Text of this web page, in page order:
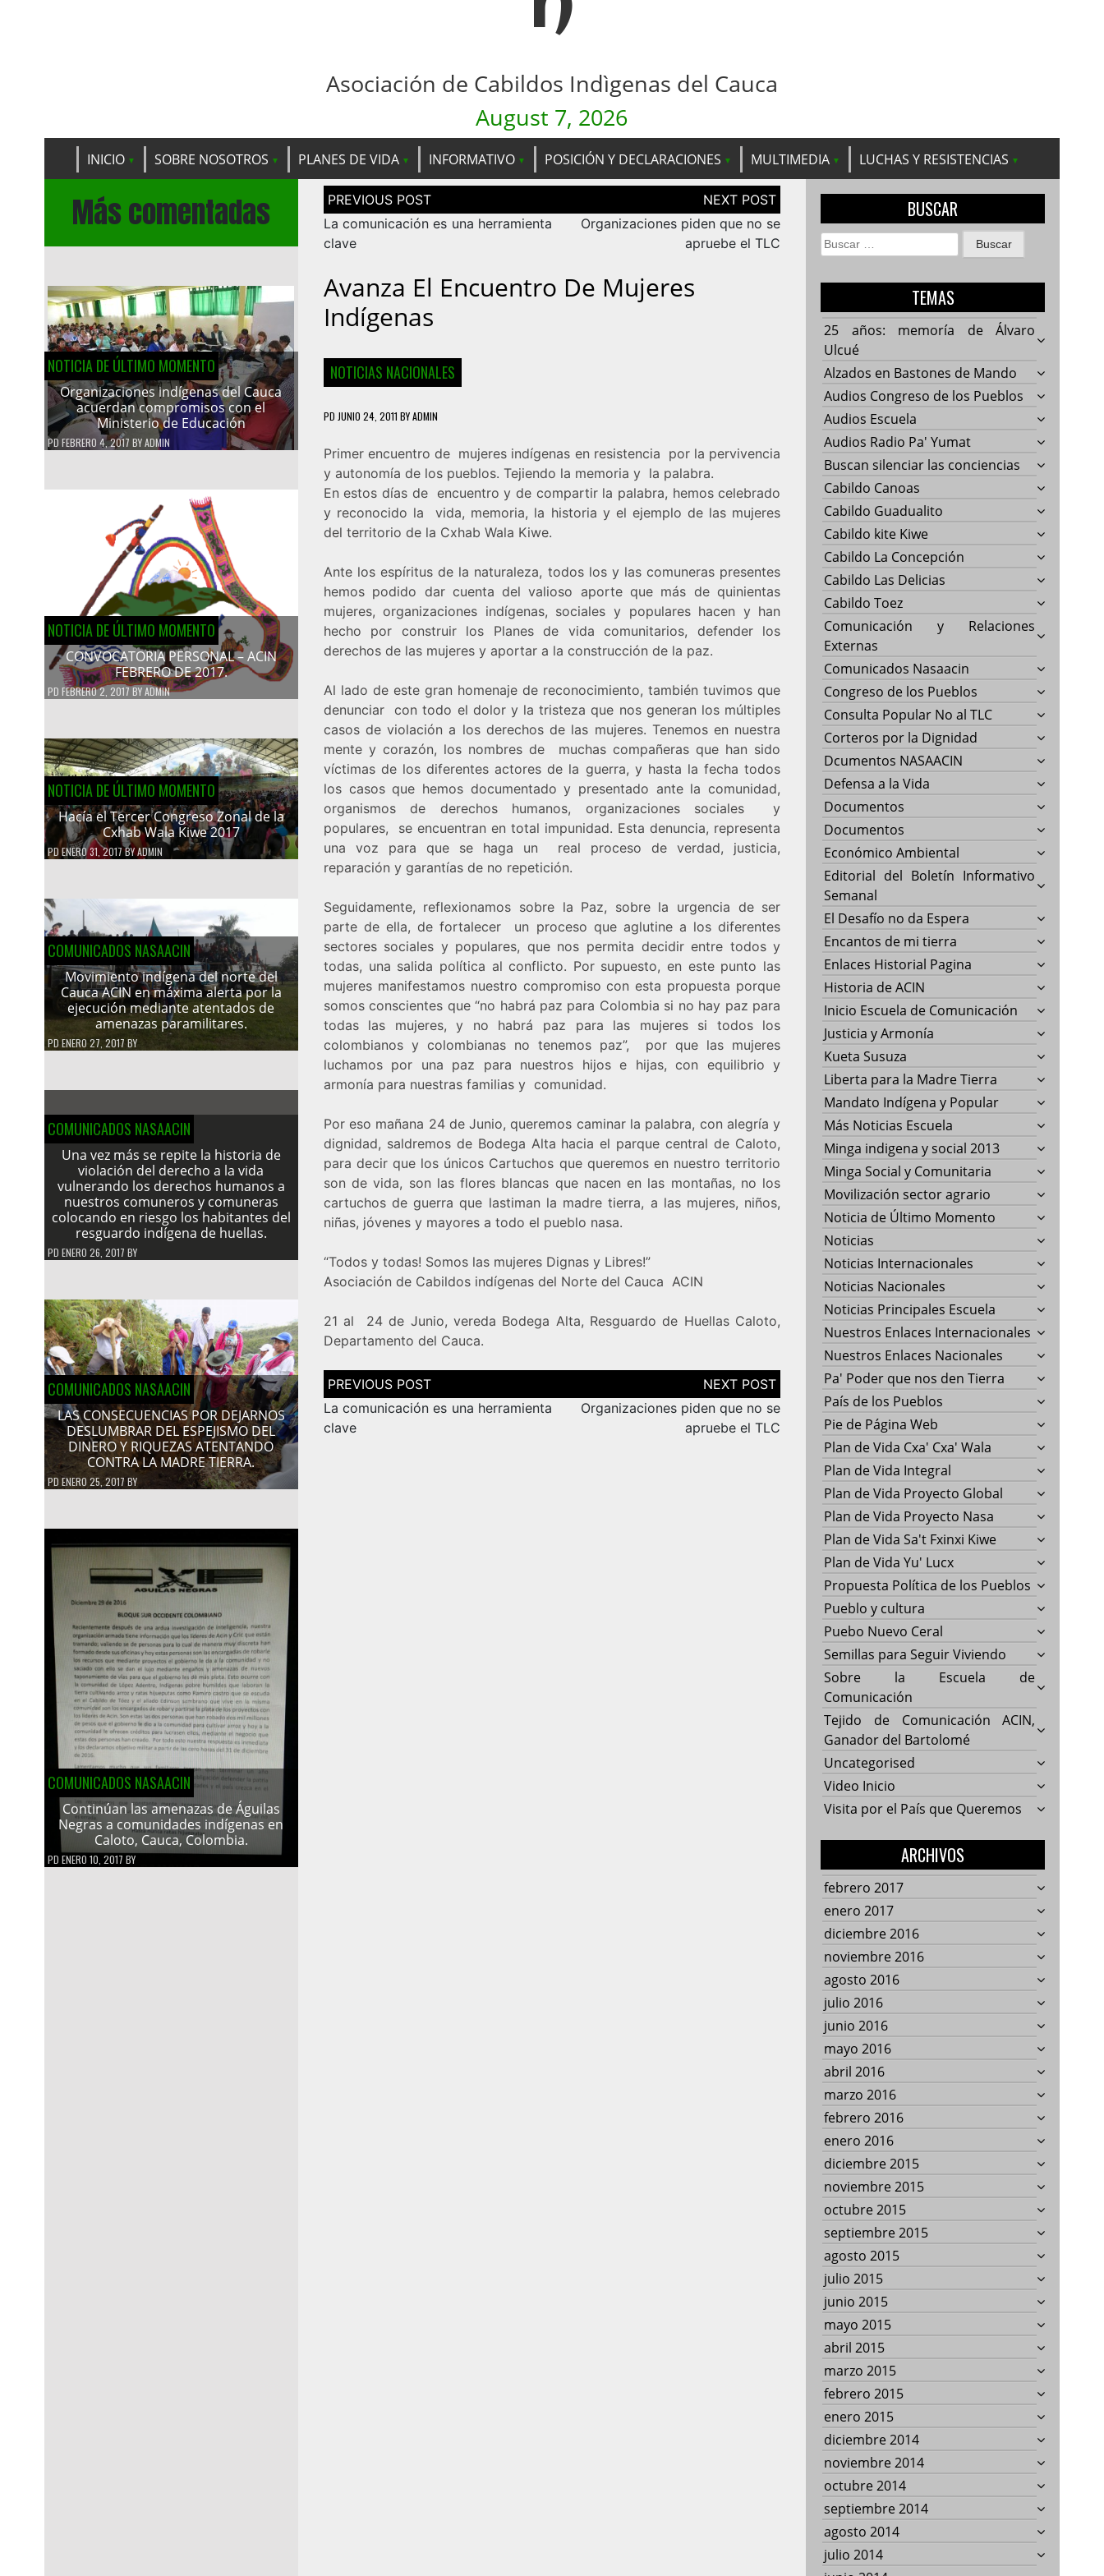
Asociación de Cabildos Indìgenas del Cauca
August 7, 2026
INICIO SOBRE NOSOTROS PLANES DE VIDA INFORMATIVO POSICIÓN Y DECLARACIONES MULTIMEDIA LUCHAS Y RESISTENCIAS
Más comentadas
NOTICIA DE ÚLTIMO MOMENTO
Organizaciones indígenas del Cauca
acuerdan compromisos con el
Ministerio de Educación
PD FEBRERO 4, 2017 BYADMIN
NOTICIA DE ÚLTIMO MOMENTO
CONVOCATORIA PERSONAL – ACIN
FEBRERO DE 2017.
PD FEBRERO 2, 2017BYADMIN
NOTICIA DE ÚLTIMO MOMENTO
Hacía el Tercer Congreso Zonal de la
Cxhab Wala Kiwe 2017
PDENERO 31, 2017BYADMIN
COMUNICADOS NASAACIN
Movimiento indígena del norte del
Cauca ACIN en máxima alerta por la
ejecución mediante atentados de
amenazas paramilitares.
PD ENERO 27, 2017 BY
COMUNICADOS NASAACIN
Una vez más se repite la historia de
violación del derecho a la vida
vulnerando los derechos humanos a
nuestros comuneros y comuneras
colocando en riesgo los habitantes del
resguardo indígena de huellas.
PD ENERO 26, 2017 BY
COMUNICADOS NASAACIN
LAS CONSECUENCIAS POR DEJARNOS
DESLUMBRAR DEL ESPEJISMO DEL
DINERO Y RIQUEZAS ATENTANDO
CONTRA LA MADRE TIERRA.
PDENERO 25, 2017 BY
COMUNICADOS NASAACIN
Continúan las amenazas de Águilas
Negras a comunidades indígenas en
Caloto, Cauca, Colombia.
PD ENERO 10, 2017 BY
Navegación
de
entradas
La comunicación es una herramienta
clave
Organizaciones piden que no se
apruebe el TLC
Avanza El Encuentro De Mujeres
Indígenas
NOTICIAS NACIONALES
PD JUNIO 24, 2011 BYADMIN
Primer encuentro de mujeres indígenas en resistencia por la pervivencia
y autonomía de los pueblos. Tejiendo la memoria y la palabra.
En estos días de encuentro y de compartir la palabra, hemos celebrado
y reconocido la vida, memoria, la historia y el ejemplo de las mujeres
del territorio de la Cxhab Wala Kiwe.
Ante los espíritus de la naturaleza, todos los y las comuneras presentes
hemos podido dar cuenta del valioso aporte que más de quinientas
mujeres, organizaciones indígenas, sociales y populares hacen y han
hecho por construir los Planes de vida comunitarios, defender los
derechos de las mujeres y aportar a la construcción de la paz.
Al lado de este gran homenaje de reconocimiento, también tuvimos que
denunciar con todo el dolor y la tristeza que nos generan los múltiples
casos de violación a los derechos de las mujeres. Tenemos en nuestra
mente y corazón, los nombres de muchas compañeras que han sido
víctimas de los diferentes actores de la guerra, y hasta la fecha todos
los casos que hemos documentado y presentado ante la comunidad,
organismos de derechos humanos, organizaciones sociales y
populares, se encuentran en total impunidad. Esta denuncia, representa
una voz para que se haga un real proceso de verdad, justicia,
reparación y garantías de no repetición.
Seguidamente, reflexionamos sobre la Paz, sobre la urgencia de ser
parte de ella, de fortalecer un proceso que aglutine a los diferentes
sectores sociales y populares, que nos permita decidir entre todos y
todas, una salida política al conflicto. Por supuesto, en este punto las
mujeres manifestamos nuestro compromiso con esta propuesta porque
somos conscientes que “no habrá paz para Colombia si no hay paz para
todas las mujeres, y no habrá paz para las mujeres si todos los
colombianos y colombianas no tenemos paz”, por que las mujeres
luchamos por una paz para nuestros hijos e hijas, con equilibrio y
armonía para nuestras familias y comunidad.
Por eso mañana 24 de Junio, queremos caminar la palabra, con alegría y
dignidad, saldremos de Bodega Alta hacia el parque central de Caloto,
para decir que los únicos Cartuchos que queremos en nuestro territorio
son de vida, son las flores blancas que nacen en las montañas, no los
cartuchos de guerra que lastiman la madre tierra, a las mujeres, niños,
niñas, jóvenes y mayores a todo el pueblo nasa.
“Todos y todas! Somos las mujeres Dignas y Libres!”
Asociación de Cabildos indígenas del Norte del Cauca ACIN
21 al 24 de Junio, vereda Bodega Alta, Resguardo de Huellas Caloto,
Departamento del Cauca.
Navegación
de
entradas
La comunicación es una herramienta
clave
Organizaciones piden que no se
apruebe el TLC
BUSCAR
Buscar:
TEMAS
25 años: memoría de Álvaro
Ulcué
Alzados en Bastones de Mando
Audios Congreso de los Pueblos
Audios Escuela
Audios Radio Pa' Yumat
Buscan silenciar las conciencias
Cabildo Canoas
Cabildo Guadualito
Cabildo kite Kiwe
Cabildo La Concepción
Cabildo Las Delicias
Cabildo Toez
Comunicación y Relaciones
Externas
Comunicados Nasaacin
Congreso de los Pueblos
Consulta Popular No al TLC
Corteros por la Dignidad
Dcumentos NASAACIN
Defensa a la Vida
Documentos
Documentos
Económico Ambiental
Editorial del Boletín Informativo
Semanal
El Desafío no da Espera
Encantos de mi tierra
Enlaces Historial Pagina
Historia de ACIN
Inicio Escuela de Comunicación
Justicia y Armonía
Kueta Susuza
Liberta para la Madre Tierra
Mandato Indígena y Popular
Más Noticias Escuela
Minga indigena y social 2013
Minga Social y Comunitaria
Movilización sector agrario
Noticia de Último Momento
Noticias
Noticias Internacionales
Noticias Nacionales
Noticias Principales Escuela
Nuestros Enlaces Internacionales
Nuestros Enlaces Nacionales
Pa' Poder que nos den Tierra
País de los Pueblos
Pie de Página Web
Plan de Vida Cxa' Cxa' Wala
Plan de Vida Integral
Plan de Vida Proyecto Global
Plan de Vida Proyecto Nasa
Plan de Vida Sa't Fxinxi Kiwe
Plan de Vida Yu' Lucx
Propuesta Política de los Pueblos
Pueblo y cultura
Puebo Nuevo Ceral
Semillas para Seguir Viviendo
Sobre la Escuela de
Comunicación
Tejido de Comunicación ACIN,
Ganador del Bartolomé
Uncategorised
Video Inicio
Visita por el País que Queremos
ARCHIVOS
febrero 2017
enero 2017
diciembre 2016
noviembre 2016
agosto 2016
julio 2016
junio 2016
mayo 2016
abril 2016
marzo 2016
febrero 2016
enero 2016
diciembre 2015
noviembre 2015
octubre 2015
septiembre 2015
agosto 2015
julio 2015
junio 2015
mayo 2015
abril 2015
marzo 2015
febrero 2015
enero 2015
diciembre 2014
noviembre 2014
octubre 2014
septiembre 2014
agosto 2014
julio 2014